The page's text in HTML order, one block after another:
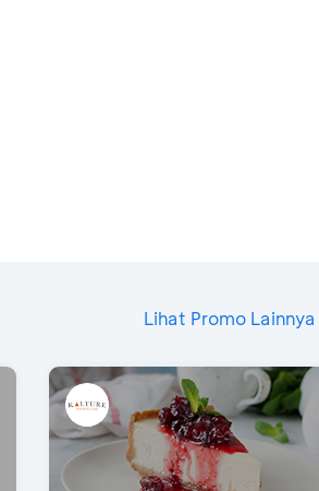
Lihat Promo Lainnya